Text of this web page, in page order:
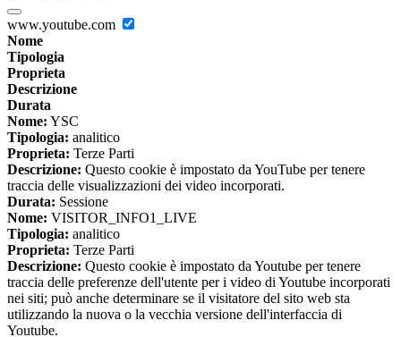
www.youtube.com
Nome
Tipologia
Proprieta
Descrizione
Durata
Nome: YSC
Tipologia: analitico
Proprieta: Terze Parti
Descrizione: Questo cookie è impostato da YouTube per tenere
traccia delle visualizzazioni dei video incorporati.
Durata: Sessione
Nome: VISITOR_INFO1_LIVE
Tipologia: analitico
Proprieta: Terze Parti
Descrizione: Questo cookie è impostato da Youtube per tenere
traccia delle preferenze dell'utente per i video di Youtube incorporati
nei siti; può anche determinare se il visitatore del sito web sta
utilizzando la nuova o la vecchia versione dell'interfaccia di
Youtube.